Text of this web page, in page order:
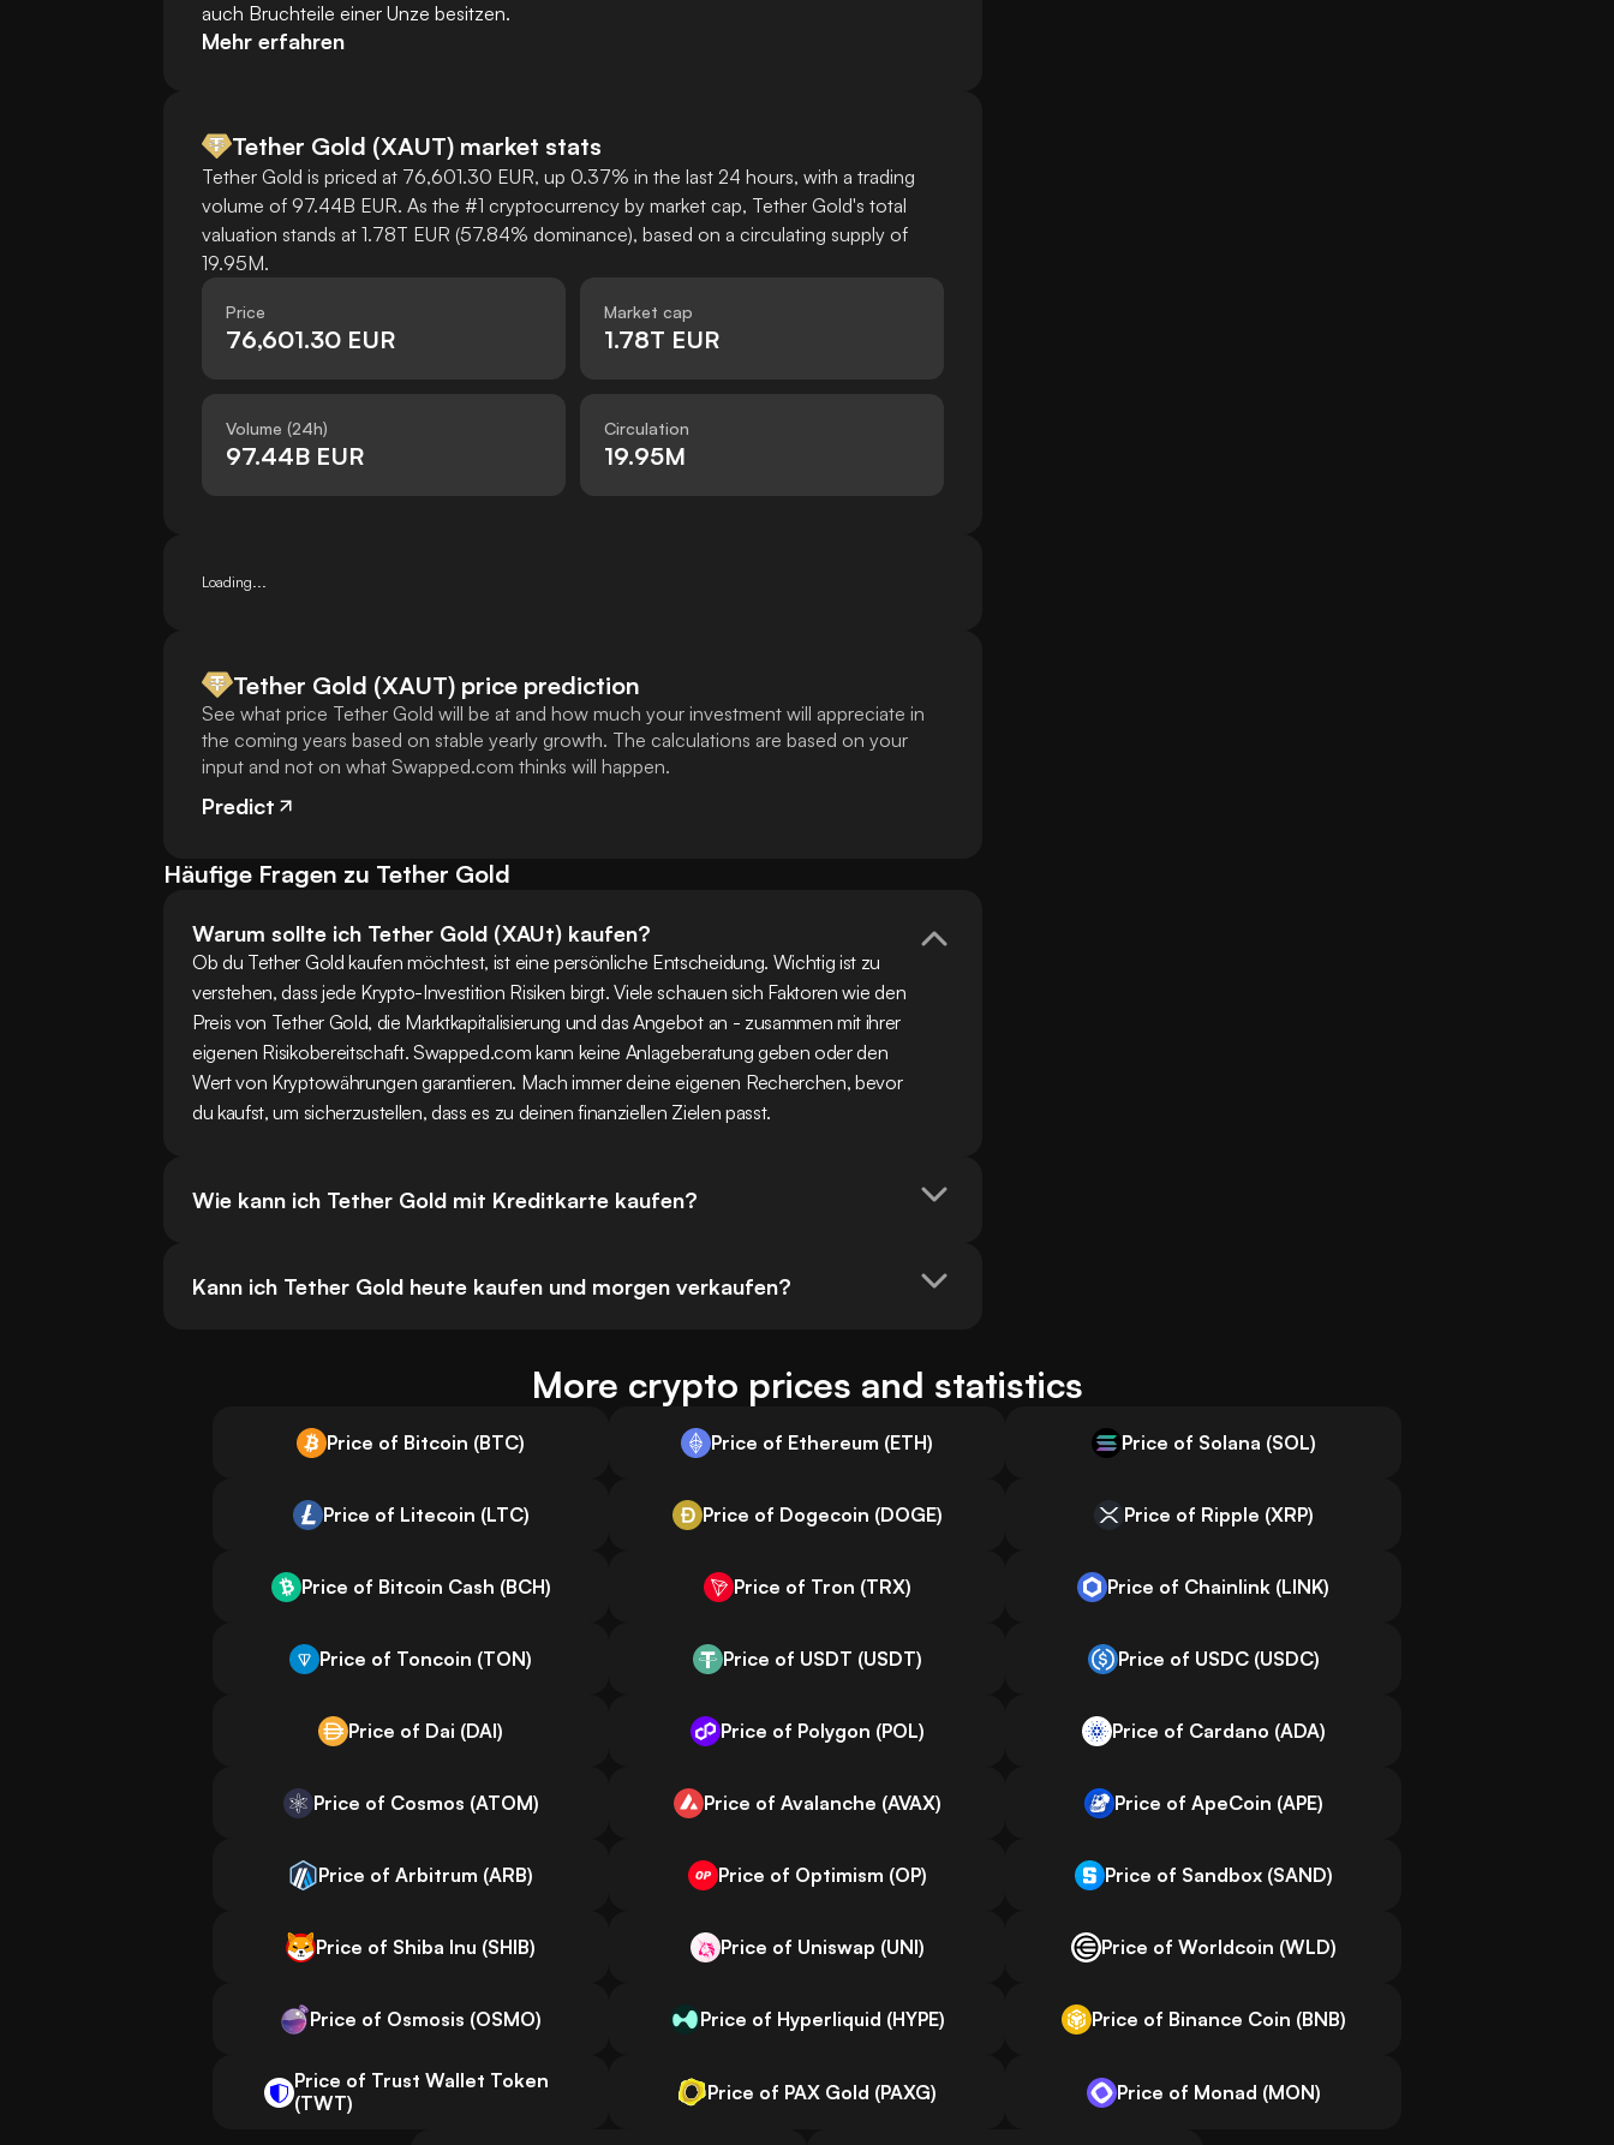
auch Bruchteile einer Unze besitzen.
Mehr erfahren
Tether Gold (XAUT) market stats
Tether Gold is priced at 76,601.30 EUR, up 0.37% in the last 24 hours, with a trading
volume of 97.44B EUR. As the #1 cryptocurrency by market cap, Tether Gold's total
valuation stands at 1.78T EUR (57.84% dominance), based on a circulating supply of
19.95M.
Price
76,601.30 EUR
Market cap
1.78T EUR
Volume (24h)
97.44B EUR
Circulation
19.95M
Loading...
Tether Gold (XAUT) price prediction
See what price Tether Gold will be at and how much your investment will appreciate in
the coming years based on stable yearly growth. The calculations are based on your
input and not on what Swapped.com thinks will happen.
Predict
Häufige Fragen zu Tether Gold
Warum sollte ich Tether Gold (XAUt) kaufen?
Ob du Tether Gold kaufen möchtest, ist eine persönliche Entscheidung. Wichtig ist zu
verstehen, dass jede Krypto-Investition Risiken birgt. Viele schauen sich Faktoren wie den
Preis von Tether Gold, die Marktkapitalisierung und das Angebot an - zusammen mit ihrer
eigenen Risikobereitschaft. Swapped.com kann keine Anlageberatung geben oder den
Wert von Kryptowährungen garantieren. Mach immer deine eigenen Recherchen, bevor
du kaufst, um sicherzustellen, dass es zu deinen finanziellen Zielen passt.
Wie kann ich Tether Gold mit Kreditkarte kaufen?
Kann ich Tether Gold heute kaufen und morgen verkaufen?
More crypto prices and statistics
Price of Bitcoin (BTC) Price of Ethereum (ETH) Price of Solana (SOL)
Price of Litecoin (LTC) Price of Dogecoin (DOGE) Price of Ripple (XRP)
Price of Bitcoin Cash (BCH) Price of Tron (TRX) Price of Chainlink (LINK)
Price of Toncoin (TON) Price of USDT (USDT) Price of USDC (USDC)
Price of Dai (DAI) Price of Polygon (POL) Price of Cardano (ADA)
Price of Cosmos (ATOM) Price of Avalanche (AVAX) Price of ApeCoin (APE)
Price of Arbitrum (ARB) Price of Optimism (OP) Price of Sandbox (SAND)
Price of Shiba Inu (SHIB) Price of Uniswap (UNI) Price of Worldcoin (WLD)
Price of Osmosis (OSMO) Price of Hyperliquid (HYPE) Price of Binance Coin (BNB)
Price of Trust Wallet Token
(TWT)
Price of PAX Gold (PAXG) Price of Monad (MON)